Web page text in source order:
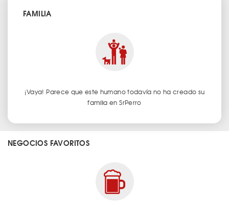
FAMILIA
¡Vaya! Parece que este humano todavía no ha creado su
familia en SrPerro
NEGOCIOS FAVORITOS